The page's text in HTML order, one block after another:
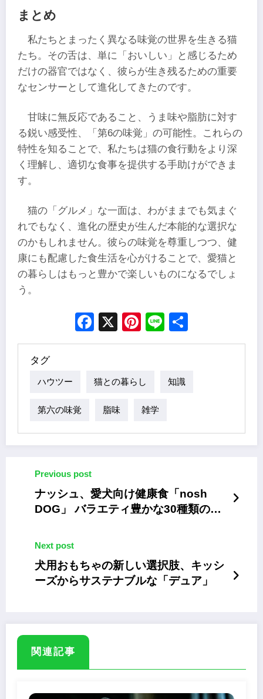
まとめ
私たちとまったく異なる味覚の世界を生きる猫
たち。その舌は、単に「おいしい」と感じるため
だけの器官ではなく、彼らが生き残るための重要
なセンサーとして進化してきたのです。
甘味に無反応であること、うま味や脂肪に対す
る鋭い感受性、「第6の味覚」の可能性。これらの
特性を知ることで、私たちは猫の食行動をより深
く理解し、適切な食事を提供する手助けができま
す。
猫の「グルメ」な一面は、わがままでも気まぐ
れでもなく、進化の歴史が生んだ本能的な選択な
のかもしれません。彼らの味覚を尊重しつつ、健
康にも配慮した食生活を心がけることで、愛猫と
の暮らしはもっと豊かで楽しいものになるでしょ
う。
Facebook
X Pinterest
Line
タグ
ハウツー 猫との暮らし 知識
第六の味覚 脂味 雑学
Previous post
ナッシュ、愛犬向け健康食「nosh
DOG」 バラエティ豊かな30種類のレ
Next post
犬用おもちゃの新しい選択肢、キッシ
ーズからサステナブルな「デュア」
関連記事